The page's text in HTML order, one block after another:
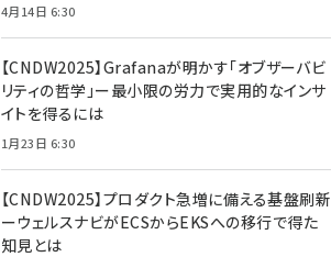
4月14日 6:30
【CNDW2025】Grafanaが明かす「オブザーバビ
リティの哲学」ー最小限の労力で実用的なインサ
イトを得るには
1月23日 6:30
【CNDW2025】プロダクト急増に備える基盤刷新
ーウェルスナビがECSからEKSへの移行で得た
知見とは